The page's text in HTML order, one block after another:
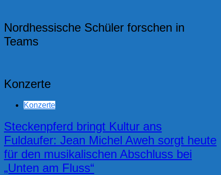
Nordhessische Schüler forschen in
Teams
Konzerte
Konzerte
Steckenpferd bringt Kultur ans
Fuldaufer: Jean Michel Aweh sorgt heute
für den musikalischen Abschluss bei
„Unten am Fluss“